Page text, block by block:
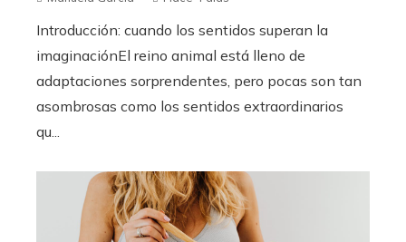
Introducción: cuando los sentidos superan la
imaginaciónEl reino animal está lleno de
adaptaciones sorprendentes, pero pocas son tan
asombrosas como los sentidos extraordinarios
qu...